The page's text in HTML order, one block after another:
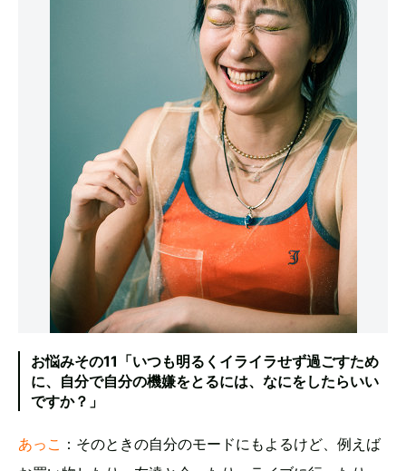
お悩みその11「いつも明るくイライラせず過ごすため
に、自分で自分の機嫌をとるには、なにをしたらいい
ですか？」
あっこ ：そのときの自分のモードにもよるけど、例えば